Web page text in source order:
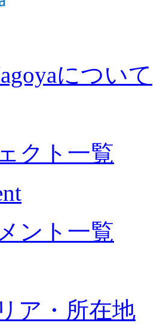
について
クト一覧
ント一覧
ア・所在地